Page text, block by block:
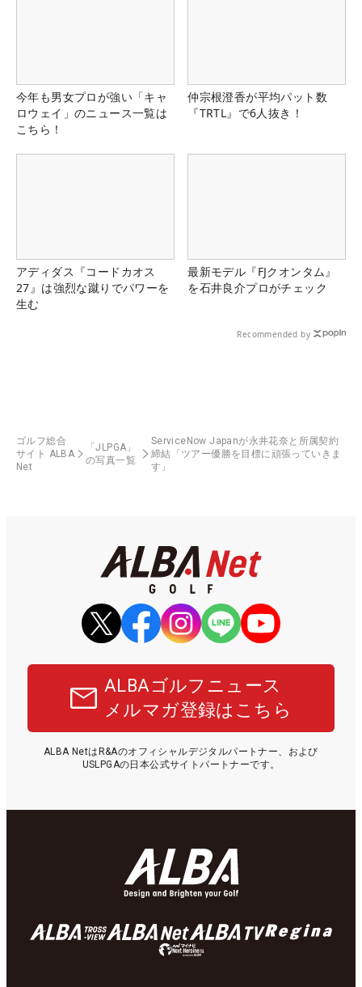
今年も男女プロが強い「キャ
ロウェイ」のニュース一覧は
こちら！
仲宗根澄香が平均パット数
『TRTL』で6人抜き！
アディダス『コードカオス
27』は強烈な蹴りでパワーを
生む
最新モデル『FJクオンタム』
を石井良介プロがチェック
Recommended by
ゴルフ総合
サイト ALBA
Net
「JLPGA」
の写真一覧
ServiceNow Japanが永井花奈と所属契約
締結「ツアー優勝を目標に頑張っていきま
す」
ALBAゴルフニュース
メルマガ登録はこちら
ALBA NetはR&Aのオフィシャルデジタルパートナー、および
USLPGAの日本公式サイトパートナーです。